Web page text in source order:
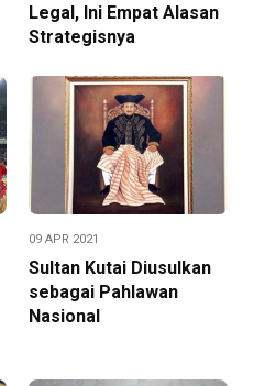
Legal, Ini Empat Alasan
Strategisnya
09 APR 2021
Sultan Kutai Diusulkan
sebagai Pahlawan
Nasional